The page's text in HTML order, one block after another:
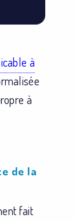
à
à
de la
fait